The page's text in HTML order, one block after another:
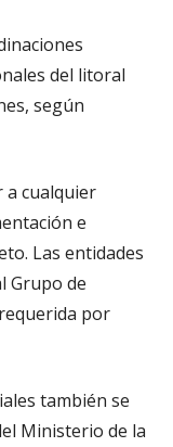
del litoral
según
a cualquier
e
Las entidades
Grupo de
por
también se
Ministerio de la